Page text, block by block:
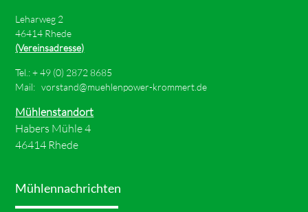
Leharweg 2
46414 Rhede
(Vereinsadresse)
Tel.: +49 (0) 2872 8685
Mail:vorstand@muehlenpower-krommert.de
Mühlenstandort
Habers Mühle 4
46414 Rhede
Mühlennachrichten